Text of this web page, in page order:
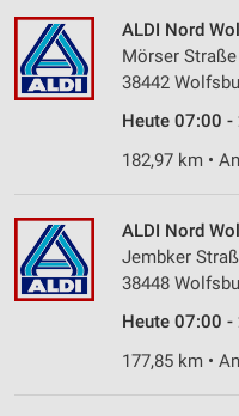
ALDI Nord
Mörser
38442
Heute 07:00 -
182,97 km •
ALDI Nord
Jembker
38448
Heute 07:00 -
177,85 km •